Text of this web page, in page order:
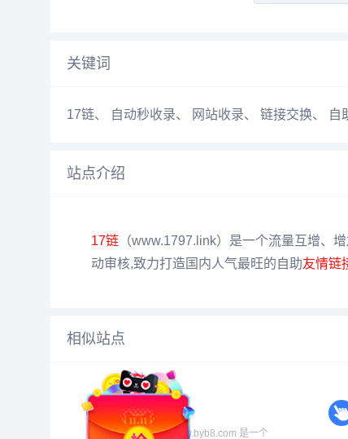
关键词
17链、 自动秒收录、 网站收录、 链接交换、 自
站点介绍
17链 （www.1797.link）是一个流量互增、
动审核,致力打造国内人气最旺的自助友情链
相似站点
千神导航网
千神导航网(www.byb8.com 是一个